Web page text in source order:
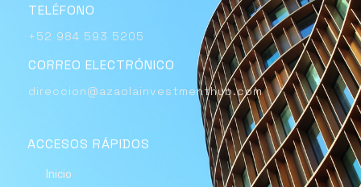
TELÉFONO
+52 984 593 5205
CORREO ELECTRÓNICO
direccion@azaolainvestmenthub.com
ACCESOS RÁPIDOS
Inicio